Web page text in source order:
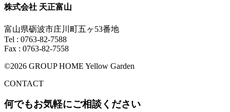
株式会社 天正富山
富山県砺波市庄川町五ヶ53番地
Tel : 0763-82-7588
Fax : 0763-82-7558
©2026 GROUP HOME Yellow Garden
CONTACT
何でもお気軽にご相談ください